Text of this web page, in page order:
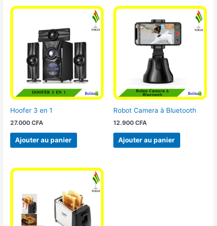
Hoofer 3 en 1
27.000CFA
Ajouter au panier
Robot Camera à Bluetooth
12.900 CFA
Ajouter au panier